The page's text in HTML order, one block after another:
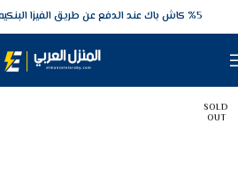
5‎% كاش باك عند الدفع عن طريق الفيزا البنكيه
SOLD
OUT